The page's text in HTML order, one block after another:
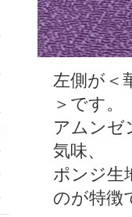
左側が＜
＞です。
アムンゼ
気味、
ポンジ生
のが特徴